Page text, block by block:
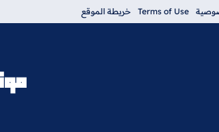
Terms of Use خريطة الموقع